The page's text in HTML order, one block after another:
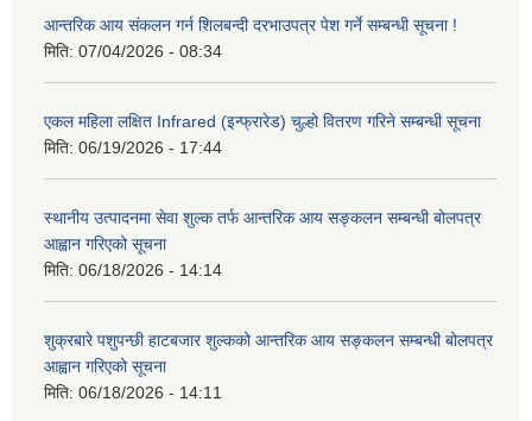
आन्तरिक आय संकलन गर्न शिलबन्दी दरभाउपत्र पेश गर्ने सम्बन्धी सूचना !
मिति: 07/04/2026 - 08:34
एकल महिला लक्षित Infrared (इन्फ्रारेड) चुल्हो वितरण गरिने सम्बन्धी सूचना
मिति: 06/19/2026 - 17:44
स्थानीय उत्पादनमा सेवा शुल्क तर्फ आन्तरिक आय सङ्कलन सम्बन्धी बोलपत्र
आह्वान गरिएको सूचना
मिति: 06/18/2026 - 14:14
शुक्रबारे पशुपन्छी हाटबजार शुल्कको आन्तरिक आय सङ्कलन सम्बन्धी बोलपत्र
आह्वान गरिएको सूचना
मिति: 06/18/2026 - 14:11